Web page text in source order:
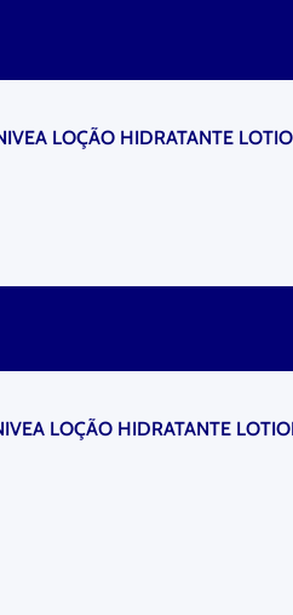
LOÇÃO HIDRATANTE
LOÇÃO HIDRATANTE